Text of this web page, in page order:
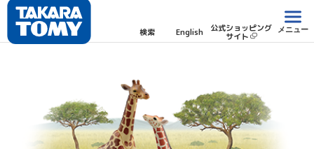
検索 English 公式ショッピング
サイト
メニュー